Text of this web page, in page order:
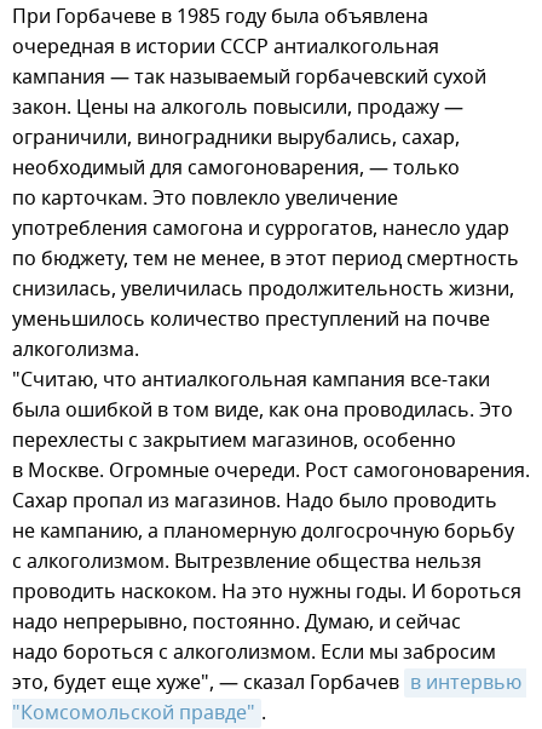
При Горбачеве в 1985 году была объявлена
очередная в истории СССР антиалкогольная
кампания — так называемый горбачевский сухой
закон. Цены на алкоголь повысили, продажу —
ограничили, виноградники вырубались, сахар,
необходимый для самогоноварения, — только
по карточкам. Это повлекло увеличение
употребления самогона и суррогатов, нанесло удар
по бюджету, тем не менее, в этот период смертность
снизилась, увеличилась продолжительность жизни,
уменьшилось количество преступлений на почве
алкоголизма.
"Считаю, что антиалкогольная кампания все-таки
была ошибкой в том виде, как она проводилась. Это
перехлесты с закрытием магазинов, особенно
в Москве. Огромные очереди. Рост самогоноварения.
Сахар пропал из магазинов. Надо было проводить
не кампанию, а планомерную долгосрочную борьбу
с алкоголизмом. Вытрезвление общества нельзя
проводить наскоком. На это нужны годы. И бороться
надо непрерывно, постоянно. Думаю, и сейчас
надо бороться с алкоголизмом. Если мы забросим
это, будет еще хуже", — сказал Горбачев в интервью
"Комсомольской правде" .